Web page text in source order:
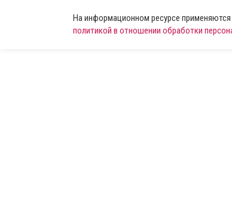
На информационном ресурсе
политикой в отношении обработки